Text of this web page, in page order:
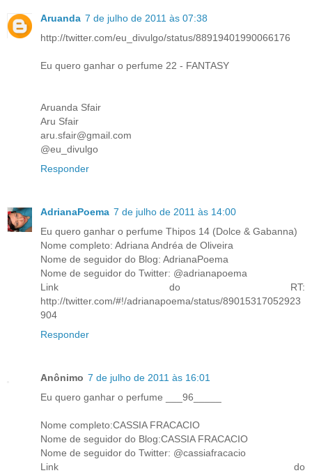
Aruanda 7 de julho de 2011 às 07:38
http://twitter.com/eu_divulgo/status/88919401990066176
Eu quero ganhar o perfume 22 - FANTASY
Aruanda Sfair
Aru Sfair
aru.sfair@gmail.com
@eu_divulgo
Responder
AdrianaPoema 7 de julho de 2011 às 14:00
Eu quero ganhar o perfume Thipos 14 (Dolce & Gabanna)
Nome completo: Adriana Andréa de Oliveira
Nome de seguidor do Blog: AdrianaPoema
Nome de seguidor do Twitter: @adrianapoema
Link do RT:
http://twitter.com/#!/adrianapoema/status/89015317052923
904
Responder
Anônimo 7 de julho de 2011 às 16:01
Eu quero ganhar o perfume ___96_____
Nome completo:CASSIA FRACACIO
Nome de seguidor do Blog:CASSIA FRACACIO
Nome de seguidor do Twitter: @cassiafracacio
Link do